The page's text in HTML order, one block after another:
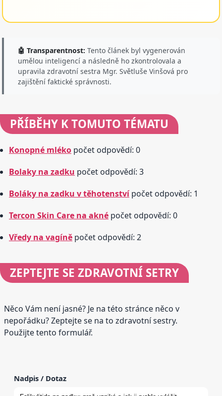
🤖 Transparentnost: Tento článek byl vygenerován
umělou inteligencí a následně ho zkontrolovala a
upravila zdravotní sestra Mgr. Světluše Vinšová pro
zajištění faktické správnosti.
PŘÍBĚHY K TOMUTO TÉMATU
Konopné mléko počet odpovědí: 0
Bolaky na zadku počet odpovědí: 3
Boláky na zadku v těhotenstvípočet odpovědí: 1
Tercon Skin Care na akné počet odpovědí: 0
Vředy na vagíně počet odpovědí: 2
ZEPTEJTE SE ZDRAVOTNÍ SETRY
Něco Vám není jasné? Je na této stránce něco v
nepořádku? Zeptejte se na to zdravotní sestry.
Použijte tento formulář.
Nadpis / Dotaz